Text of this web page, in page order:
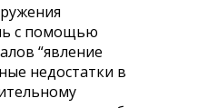
с помощью
“явление
недостатки в